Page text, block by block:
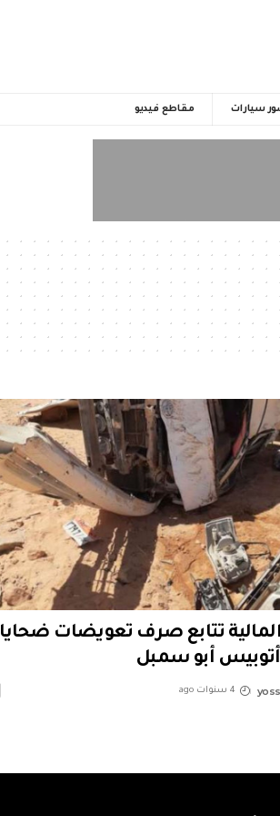
سيارات مقاطع فيديو
المالية تتابع صرف تعويضات ضحايا
أبو سمبل
4 سنوات ago